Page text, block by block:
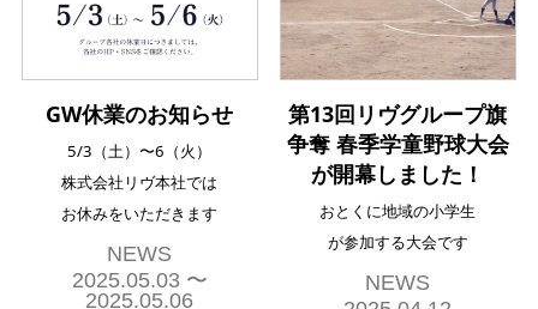
GW休業のお知らせ
5/3（土）〜6（火）
株式会社リヴ本社では
お休みをいただきます
NEWS
2025.05.03 〜
2025.05.06
第13回リヴグループ旗
争奪 春季学童野球大会
が開幕しました！
おとくに地域の小学生
が参加する大会です
NEWS